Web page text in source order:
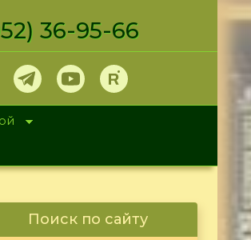
36-95-66
Поиск по сайту